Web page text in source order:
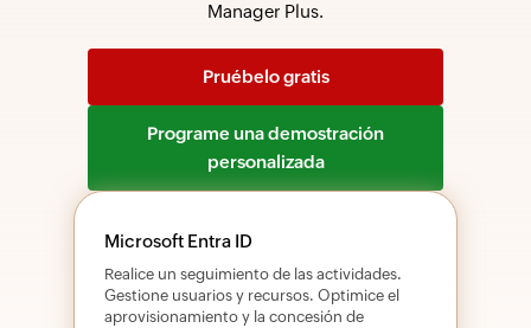
Manager Plus.
Pruébelo gratis
Programe una demostración
personalizada
Microsoft Entra ID
Realice un seguimiento de las actividades.
Gestione usuarios y recursos. Optimice el
aprovisionamiento y la concesión de